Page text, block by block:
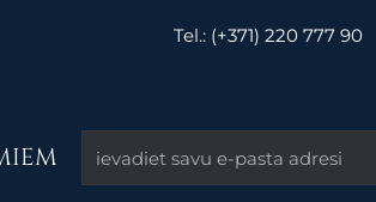
Tel.: (+371) 220 777 90